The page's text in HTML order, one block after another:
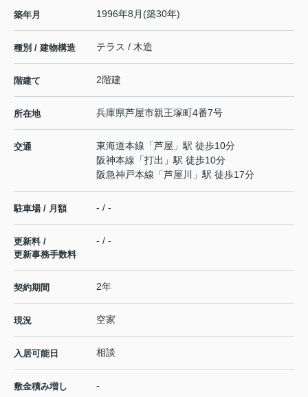
築年月 1996年8月(築30年)
種別 / 建物構造 テラス / 木造
階建て 2階建
所在地 兵庫県芦屋市親王塚町4番7号
交通 東海道本線 「芦屋 」駅 徒歩10分
阪神本線 「打出 」駅 徒歩10分
阪急神戸本線 「芦屋川 」駅 徒歩17分
駐車場 / 月額 - / -
更新料 /
更新事務手数料
- / -
契約期間 2年
現況 空家
入居可能日 相談
敷金積み増し -